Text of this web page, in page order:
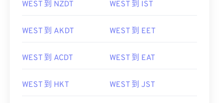
WEST 到 NZDT WEST 到 IST
WEST 到 AKDT WEST 到 EET
WEST 到 ACDT WEST 到 EAT
WEST 到 HKT WEST 到 JST